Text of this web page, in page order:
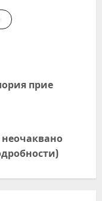
прие